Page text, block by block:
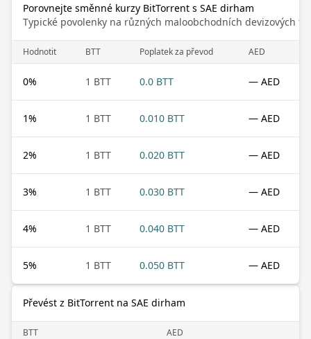
Porovnejte směnné kurzy BitTorrent s SAE dirham
Typické povolenky na různých maloobchodních devizových
Hodnotit BTT Poplatek za převod AED
0% 1 BTT 0.0 BTT — AED
1% 1 BTT 0.010 BTT — AED
2% 1 BTT 0.020 BTT — AED
3% 1 BTT 0.030 BTT — AED
4% 1 BTT 0.040 BTT — AED
5% 1 BTT 0.050 BTT — AED
Převést z BitTorrent na SAE dirham
BTT AED